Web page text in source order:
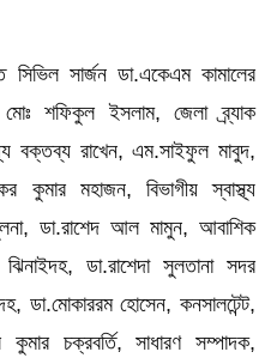
সিভিল সার্জন ডা.একেএম কামালের
শফিকুল ইসলাম, জেলা ব্র্যাক
বক্তব্য রাখেন, এম.সাইফুল মাবুদ,
কুমার মহাজন, বিভাগীয় স্বাস্থ্য
ডা.রাশেদ আল মামুন, আবাশিক
ডা.রাশেদা সুলতানা সদর
ডা.মোকাররম হোসেন, কনসালটেন্ট,
চক্রবর্তি, সাধারণ সম্পাদক,